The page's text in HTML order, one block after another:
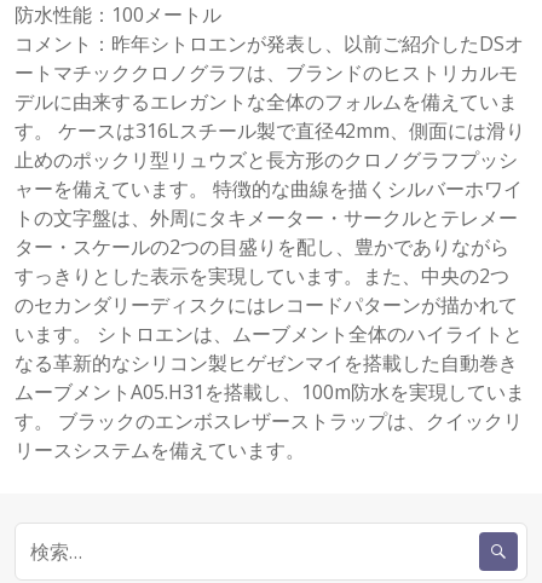
防水性能：100メートル
コメント：昨年シトロエンが発表し、以前ご紹介したDSオ
ートマチッククロノグラフは、ブランドのヒストリカルモ
デルに由来するエレガントな全体のフォルムを備えていま
す。 ケースは316Lスチール製で直径42mm、側面には滑り
止めのポックリ型リュウズと長方形のクロノグラフプッシ
ャーを備えています。 特徴的な曲線を描くシルバーホワイ
トの文字盤は、外周にタキメーター・サークルとテレメー
ター・スケールの2つの目盛りを配し、豊かでありながら
すっきりとした表示を実現しています。また、中央の2つ
のセカンダリーディスクにはレコードパターンが描かれて
います。 シトロエンは、ムーブメント全体のハイライトと
なる革新的なシリコン製ヒゲゼンマイを搭載した自動巻き
ムーブメントA05.H31を搭載し、100m防水を実現していま
す。 ブラックのエンボスレザーストラップは、クイックリ
リースシステムを備えています。
検
索